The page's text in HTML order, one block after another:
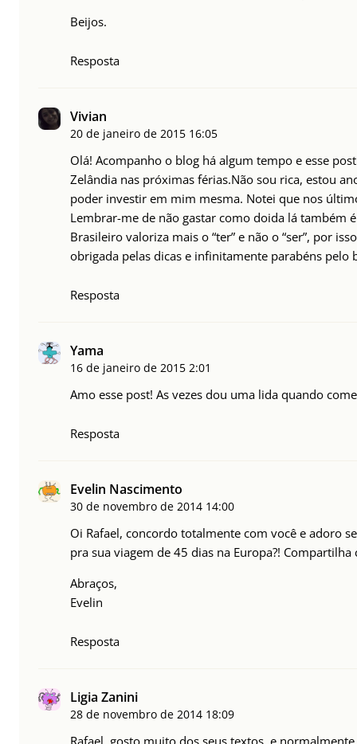
Beijos.
Resposta
Vivian
20 de janeiro de 2015 16:05
Olá! Acompanho o blog há algum tempo e esse
Zelândia nas próximas férias.Não sou rica, estou
poder investir em mim mesma. Notei que nos
Lembrar-me de não gastar como doida lá também
Brasileiro valoriza mais o “ter” e não o “ser”, por
obrigada pelas dicas e infinitamente parabéns
Resposta
Yama
16 de janeiro de 2015 2:01
Amo esse post! As vezes dou uma lida quando
Resposta
Evelin Nascimento
30 de novembro de 2014 14:00
Oi Rafael, concordo totalmente com você e adoro
pra sua viagem de 45 dias na Europa?!
Abraços,
Evelin
Resposta
Ligia Zanini
28 de novembro de 2014 18:09